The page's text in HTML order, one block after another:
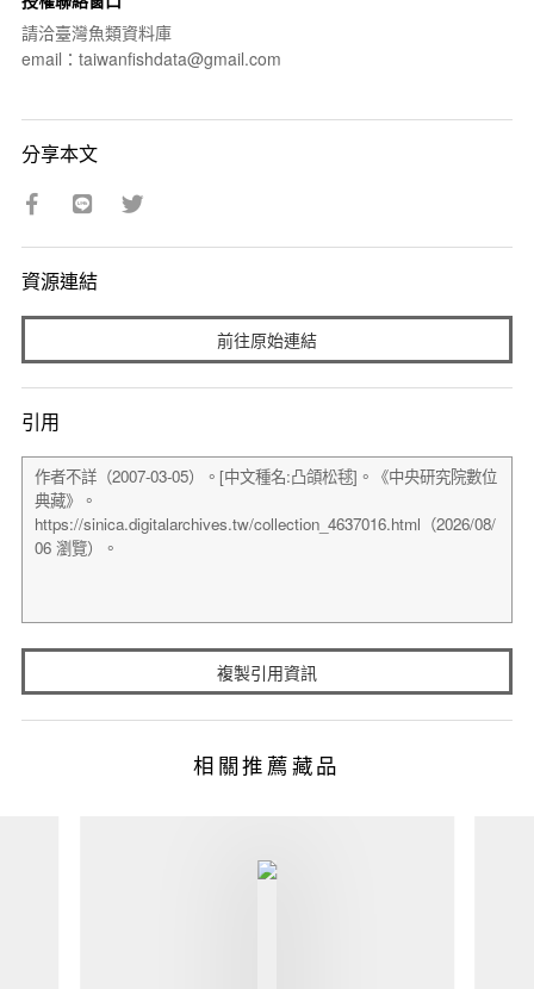
請洽臺灣魚類資料庫
email：taiwanfishdata@gmail.com
分享本文
資源連結
前往原始連結
引用
複製引用資訊
相關推薦藏品